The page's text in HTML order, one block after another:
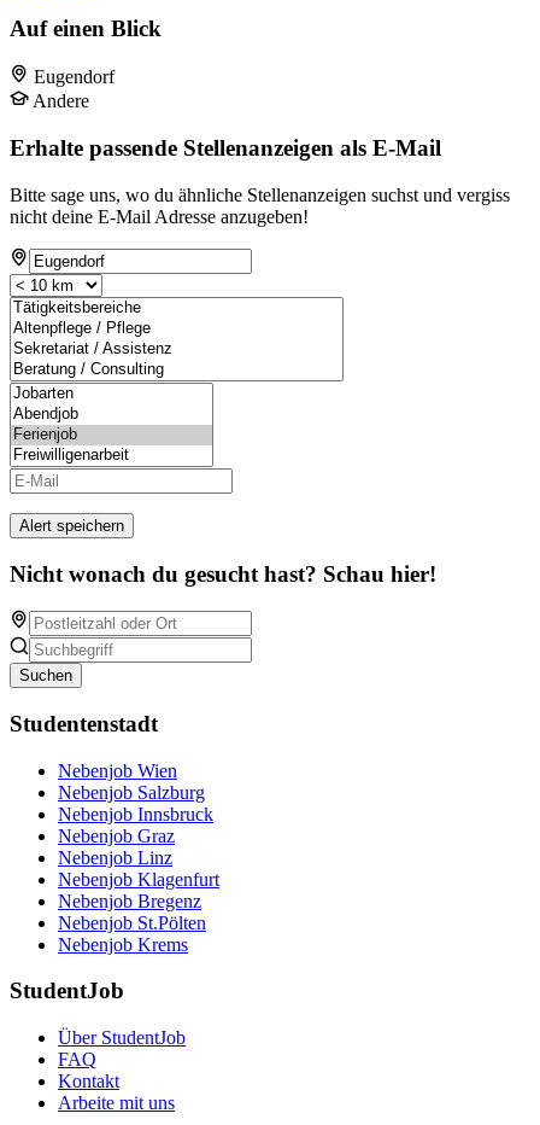
Auf einen Blick
Eugendorf
Andere
Erhalte passende Stellenanzeigen als E-Mail
Bitte sage uns, wo du ähnliche Stellenanzeigen suchst und vergiss
nicht deine E-Mail Adresse anzugeben!
Alert speichern
Nicht wonach du gesucht hast? Schau hier!
Suchen
Studentenstadt
Nebenjob Wien
Nebenjob Salzburg
Nebenjob Innsbruck
Nebenjob Graz
Nebenjob Linz
Nebenjob Klagenfurt
Nebenjob Bregenz
Nebenjob St.Pölten
Nebenjob Krems
StudentJob
Über StudentJob
FAQ
Kontakt
Arbeite mit uns